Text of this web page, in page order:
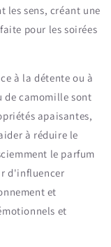
les sens, créant une
pour les soirées
à la détente ou à
de camomille sont
apaisantes,
à réduire le
le parfum
d'influencer
et
et